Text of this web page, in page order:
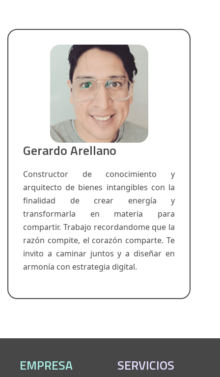
Gerardo Arellano
Constructor de conocimiento y
arquitecto de bienes intangibles con la
finalidad de crear energía y
transformarla en materia para
compartir. Trabajo recordandome que la
razón compite, el corazón comparte. Te
invito a caminar juntos y a diseñar en
armonía con estrategia digital.
EMPRESA SERVICIOS